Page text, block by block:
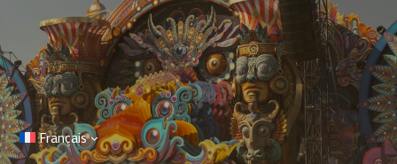
Français